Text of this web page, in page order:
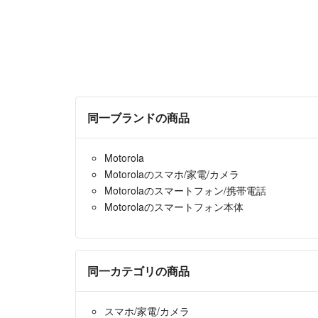
同一ブランドの商品
Motorola
Motorolaのスマホ/家電/カメラ
Motorolaのスマートフォン/携帯電話
Motorolaのスマートフォン本体
同一カテゴリの商品
スマホ/家電/カメラ